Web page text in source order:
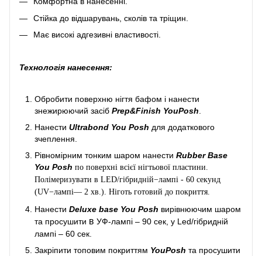
Стійка до відшарувань, сколів та тріщин.
Має високі адгезивні властивості.
Технологія нанесення:
Обробити поверхню нігтя бафом і нанести
знежирюючий засіб Prep&Finish YouPosh
Нанести Ultrabond You Posh для додаткового
зчеплення.
Рівномірним тонким шаром нанести Rubber Base
You Posh по поверхні всієї нігтьової пластини.
Полімеризувати в LED/гібридній−лампі - 60 секунд
(UV−лампі— 2 хв.). Ніготь готовий до покриття.
Нанести Deluxe base You Posh вирівнюючим шаром
та просушити в УФ-лампі – 90 сек, у Led/гібридній
лампі – 60 сек.
Закріпити топовим покриттям YouPosh та просушити